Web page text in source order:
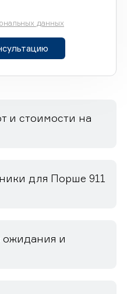
данных
и стоимости на
для Порше 911
ожидания и